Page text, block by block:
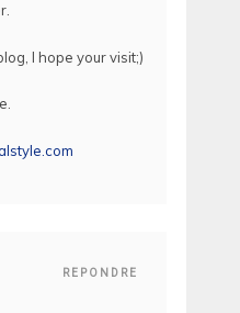
I hope your visit;)
REPONDRE